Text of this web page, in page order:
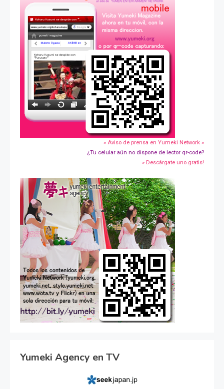
» Aviso de prensa en Yumeki Network »
¿Tu celular aún no dispone de lector qr-code?
» Descárgate uno gratis!
Yumeki Agency en TV